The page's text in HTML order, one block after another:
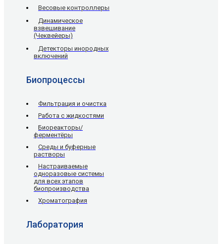
Весовые контроллеры
Динамическое
взвешивание
(Чеквейеры)
Детекторы инородных
включений
Биопроцессы
Фильтрация и очистка
Работа с жидкостями
Биореакторы/
ферментёры
Среды и буферные
растворы
Настраиваемые
одноразовые системы
для всех этапов
биопроизводства
Хроматография
Лаборатория